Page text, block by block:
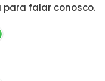
para falar conosco.